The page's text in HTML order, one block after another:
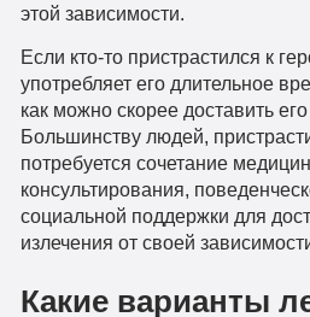
этой зависимости.
Если кто-то пристрастился к
употребляет его длительное
как можно скорее доставить его
Большинству людей,
потребуется сочетание
консультирования,
социальной поддержки для
излечения от своей
Какие варианты